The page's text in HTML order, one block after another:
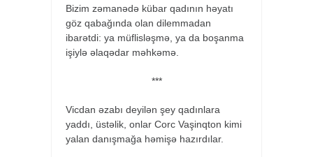
Bizim zəmanədə kübar qadının həyatı
göz qabağında olan dilemmadan
ibarətdi: ya müflisləşmə, ya da boşanma
işiylə əlaqədar məhkəmə.
***
Vicdan əzabı deyilən şey qadınlara
yaddı, üstəlik, onlar Corc Vaşinqton kimi
yalan danışmağa həmişə hazırdılar.